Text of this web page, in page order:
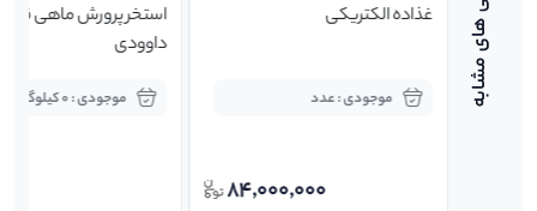
تکفاز
استریم
غذاده الکتریکی
موجودی : عدد
84,000,000
استخر پرورش ماهی
داوودی
موجودی : 0 کیلوگرم